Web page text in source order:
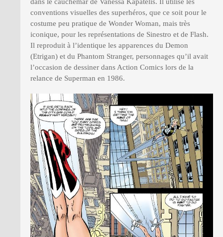
dans le cauchemar de Vanessa Kapatelis. Il utilise les
conventions visuelles des superhéros, que ce soit pour le
costume peu pratique de Wonder Woman, mais très
iconique, pour les représentations de Sinestro et de Flash.
Il reproduit à l’identique les apparences du Demon
(Etrigan) et du Phantom Stranger, personnages qu’il avait
l’occasion de dessiner dans Action Comics lors de la
relance de Superman en 1986.